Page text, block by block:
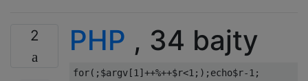
2 PHP , 34 bajty
for(; $argv [1 ]++%++$r<1 ;); echo$r-1 ;